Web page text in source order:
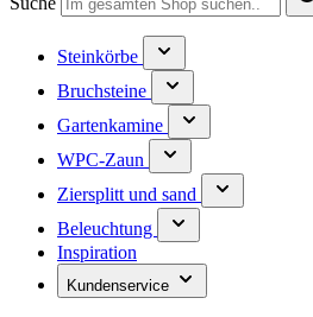
Steinkörbe
Bruchsteine
Gartenkamine
WPC-Zaun
Ziersplitt und sand
Beleuchtung
Inspiration
Kundenservice